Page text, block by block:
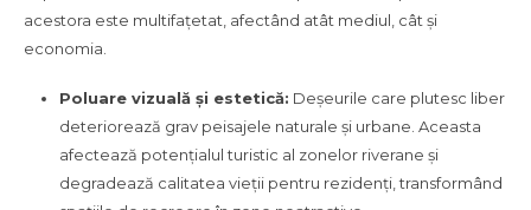
acestora este multifațetat, afectând atât mediul, cât și
economia.
Poluare vizuală și estetică: Deșeurile care plutesc liber
deteriorează grav peisajele naturale și urbane. Aceasta
afectează potențialul turistic al zonelor riverane și
degradează calitatea vieții pentru rezidenți, transformând